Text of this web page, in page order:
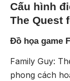
Cấu hình
The Quest
Đồ họa game
Family Guy:
phong cách